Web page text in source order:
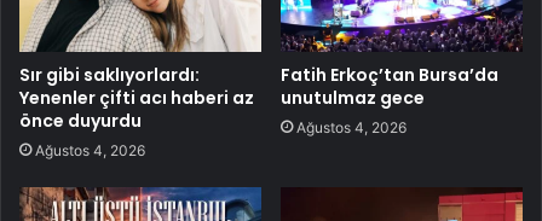
Sır gibi saklıyorlardı:
Yenenler çifti acı haberi az
önce duyurdu
Ağustos 4, 2026
Fatih Erkoç’tan Bursa’da
unutulmaz gece
Ağustos 4, 2026